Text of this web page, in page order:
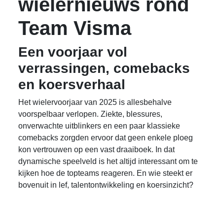
wielernieuws rond
Team Visma
Een voorjaar vol
verrassingen, comebacks
en koersverhaal
Het wielervoorjaar van 2025 is allesbehalve
voorspelbaar verlopen. Ziekte, blessures,
onverwachte uitblinkers en een paar klassieke
comebacks zorgden ervoor dat geen enkele ploeg
kon vertrouwen op een vast draaiboek. In dat
dynamische speelveld is het altijd interessant om te
kijken hoe de topteams reageren. En wie steekt er
bovenuit in lef, talentontwikkeling en koersinzicht?